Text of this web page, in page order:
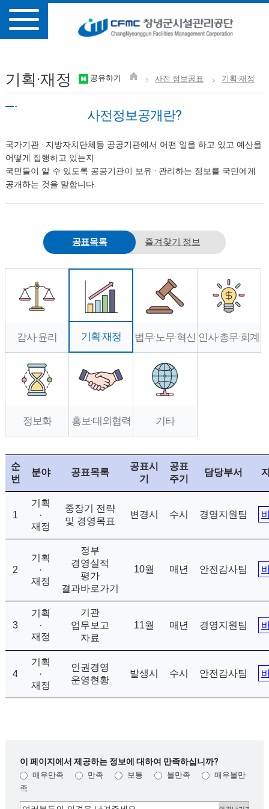
기획·재정 사전 정보공표 기획·재정
공유하기
사전정보공개란?
국가기관 · 지방자치단체등 공공기관에서 어떤 일을 하고 있고 예산을
어떻게 집행하고 있는지
국민들이 알 수 있도록 공공기관이 보유 · 관리하는 정보를 국민에게
공개하는 것을 말합니다.
공표목록 즐겨찾기 정보
감사·윤리 기획·재정 법무·노무·혁신 인사·총무·회계
정보화 홍보·대외협력 기타
순
번
분야 공표목록
공표시
기
공표
주기
담당부서
1
기획
·
재정
중장기 전략
및 경영목표
변경시 수시 경영지원팀
2
기획
·
재정
정부
경영실적
평가
결과바로가기
10월 매년 안전감사팀
3
기획
·
재정
기관
업무보고
자료
11월 매년 경영지원팀
4
기획
·
재정
인권경영
운영현황
발생시 수시 안전감사팀
이 페이지에서 제공하는 정보에 대하여 만족하십니까?
매우만족 만족 보통 불만족
족